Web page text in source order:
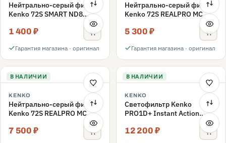
Нейтрально-серый фильтр
Kenko 72S SMART ND8
1 400 ₽
Гарантия магазина · оригинал
Нейтрально-серый фильтр
Kenko 72S REALPRO MC
5 300 ₽
Гарантия магазина · оригинал
В НАЛИЧИИ
KENKO
Нейтрально-серый фильтр
Kenko 72S REALPRO MC
7 500 ₽
В НАЛИЧИИ
KENKO
Светофильтр Kenko
PRO1D+ Instant Action
Variable NDX3-450+C-PLS
переменной плотности
12 200 ₽